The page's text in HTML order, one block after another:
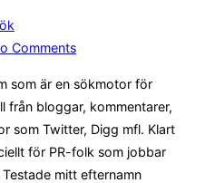
on
Comments
som är en sökmotor för
från bloggar, kommentarer,
som Twitter, Digg mfl. Klart
för PR-folk som jobbar
mitt efternamn